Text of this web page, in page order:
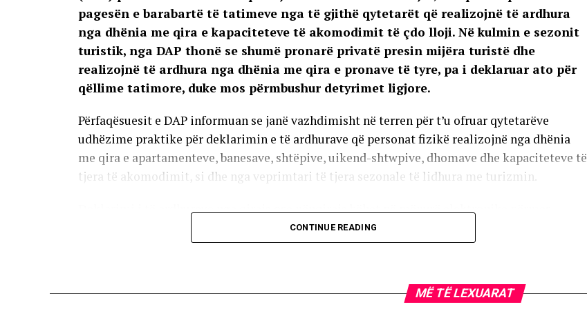
pagesën e barabartë të tatimeve nga të gjithë qytetarët që realizojnë të ardhura
nga dhënia me qira e kapaciteteve të akomodimit të çdo lloji. Në kulmin e sezonit
turistik, nga DAP thonë se shumë pronarë privatë presin mijëra turistë dhe
realizojnë të ardhura nga dhënia me qira e pronave të tyre, pa i deklaruar ato për
qëllime tatimore, duke mos përmbushur detyrimet ligjore.
Përfaqësuesit e DAP informuan se janë vazhdimisht në terren për t’u ofruar qytetarëve
udhëzime praktike për deklarimin e të ardhurave që personat fizikë realizojnë nga dhënia
me qira e apartamenteve, banesave, shtëpive, uikend-shtwpive, dhomave dhe kapaciteteve të
tjera të akomodimit, si dhe nga veprimtari të tjera sezonale të lidhura me turizmin.
Deklarimi i të ardhurave nga qiraja ose nënqiraja bëhet në mënyrë elektronike përmes
sistemit e-Shërbime Tatimore. Qytetarët që janë të punësuar ose që tashmë kanë përdorur
sistemin për skanimin e kuponëve fiskalë kanë profil të krijuar, ndërsa ata që nuk kanë profil
FIKRET ZENUNI –Në rastet kur qiraja zgjat më pak se 31 ditë gjatë një muaji, deklarimi
CONTINUE READING
MË TË LEXUARAT